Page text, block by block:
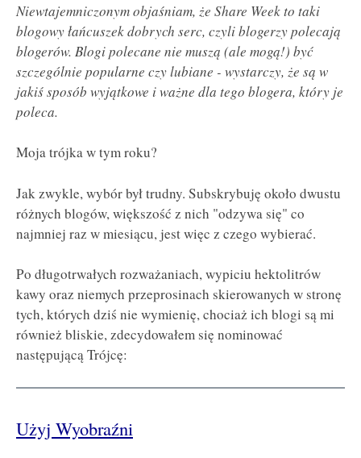
Niewtajemniczonym objaśniam, że Share Week to taki
blogowy łańcuszek dobrych serc, czyli blogerzy polecają
blogerów. Blogi polecane nie muszą (ale mogą!) być
szczególnie popularne czy lubiane - wystarczy, że są w
jakiś sposób wyjątkowe i ważne dla tego blogera, który je
poleca.
Moja trójka w tym roku?
Jak zwykle, wybór był trudny. Subskrybuję około dwustu
różnych blogów, większość z nich "odzywa się" co
najmniej raz w miesiącu, jest więc z czego wybierać.
Po długotrwałych rozważaniach, wypiciu hektolitrów
kawy oraz niemych przeprosinach skierowanych w stronę
tych, których dziś nie wymienię, chociaż ich blogi są mi
również bliskie, zdecydowałem się nominować
następującą Trójcę:
Użyj Wyobraźni